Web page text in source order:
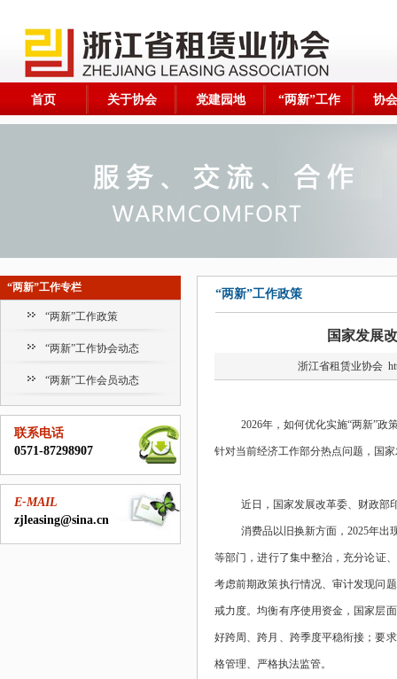
首页 关于协会 党建园地 “两新”工作 协
“两新”工作专栏
“两新”工作政策
“两新”工作协会动态
“两新”工作会员动态
联系电话
0571-87298907
E-MAIL
zjleasing@sina.cn
“两新”工作政策
国家发展
浙江省租赁业协会
2026年，如何优化实施“两新”
针对当前经济工作部分热点问题，国
近日，国家发展改革委、财政部
消费品以旧换新方面，2025年出
等部门，进行了集中整治，充分论证
考虑前期政策执行情况、审计发现问
戒力度。均衡有序使用资金，国家层
好跨周、跨月、跨季度平稳衔接；要
格管理、严格执法监管。